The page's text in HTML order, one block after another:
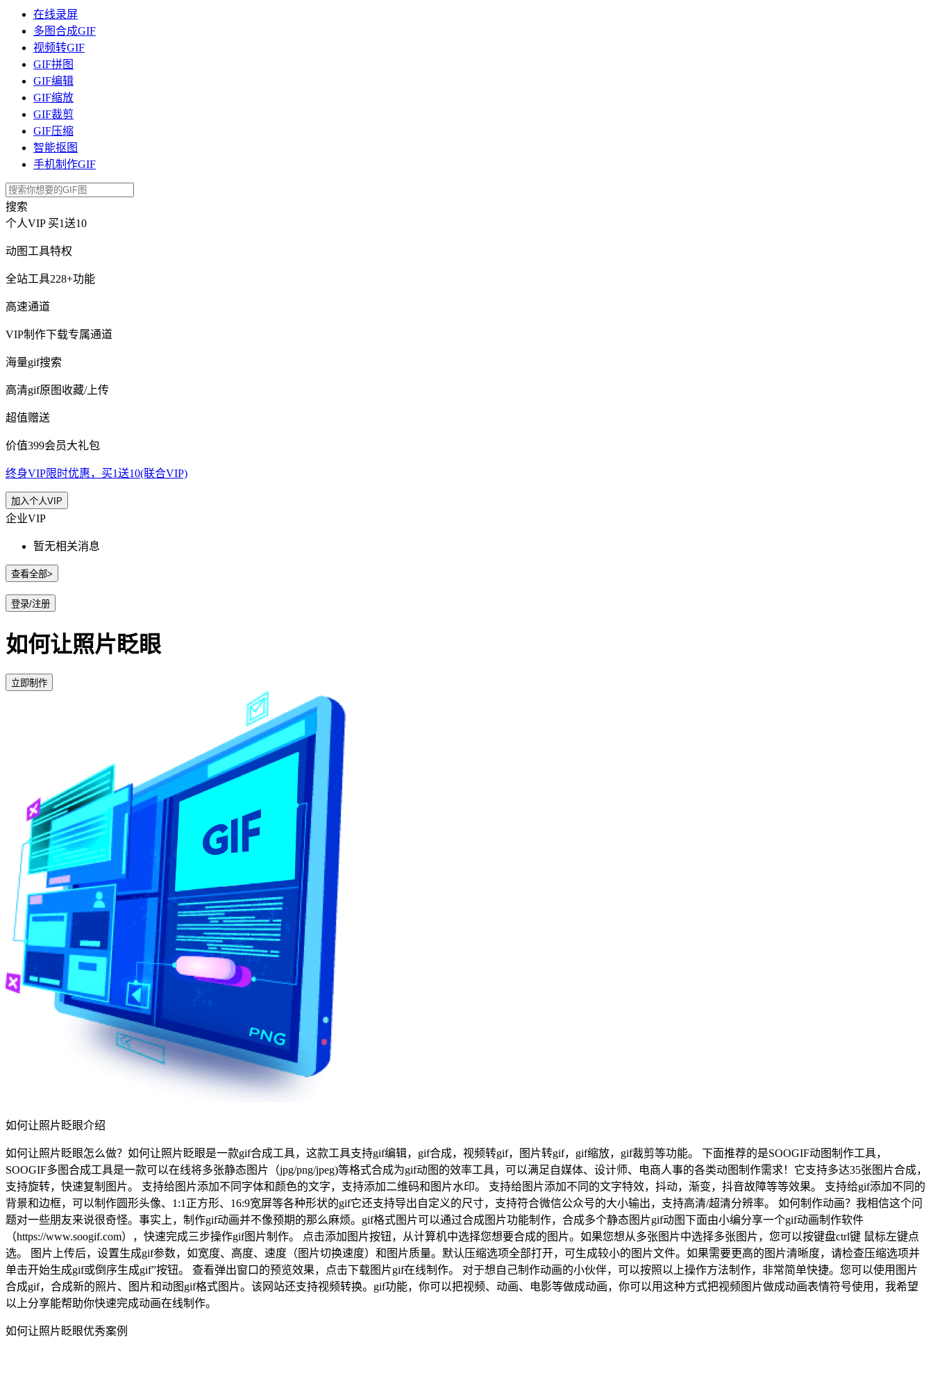
在线录屏
多图合成GIF
视频转GIF
GIF拼图
GIF编辑
GIF缩放
GIF裁剪
GIF压缩
智能抠图
手机制作GIF
搜索
个人VIP 买1送10
动图工具特权
全站工具228+功能
高速通道
VIP制作下载专属通道
海量gif搜索
高清gif原图收藏/上传
超值赠送
价值399会员大礼包
终身VIP限时优惠，买1送10(联合VIP)
加入个人VIP
企业VIP
暂无相关消息
查看全部>
登录/注册
如何让照片眨眼
立即制作
如何让照片眨眼介绍
如何让照片眨眼怎么做？如何让照片眨眼是一款gif合成工具，这款工具支持gif编辑，gif合成，视频转gif，图片转gif，gif缩放，gif裁剪等功能。 下面推荐的是SOOGIF动图制作工具，
SOOGIF多图合成工具是一款可以在线将多张静态图片（jpg/png/jpeg)等格式合成为gif动图的效率工具，可以满足自媒体、设计师、电商人事的各类动图制作需求！它支持多达35张图片合成，
支持旋转，快速复制图片。 支持给图片添加不同字体和颜色的文字，支持添加二维码和图片水印。 支持给图片添加不同的文字特效，抖动，渐变，抖音故障等等效果。 支持给gif添加不同的
背景和边框，可以制作圆形头像、1:1正方形、16:9宽屏等各种形状的gif它还支持导出自定义的尺寸，支持符合微信公众号的大小输出，支持高清/超清分辨率。 如何制作动画？我相信这个问
题对一些朋友来说很奇怪。事实上，制作gif动画并不像预期的那么麻烦。gif格式图片可以通过合成图片功能制作，合成多个静态图片gif动图下面由小编分享一个gif动画制作软件
（https://www.soogif.com），快速完成三步操作gif图片制作。 点击添加图片按钮，从计算机中选择您想要合成的图片。如果您想从多张图片中选择多张图片，您可以按键盘ctrl键 鼠标左键点
选。 图片上传后，设置生成gif参数，如宽度、高度、速度（图片切换速度）和图片质量。默认压缩选项全部打开，可生成较小的图片文件。如果需要更高的图片清晰度，请检查压缩选项并
单击开始生成gif或倒序生成gif”按钮。 查看弹出窗口的预览效果，点击下载图片gif在线制作。 对于想自己制作动画的小伙伴，可以按照以上操作方法制作，非常简单快捷。您可以使用图片
合成gif，合成新的照片、图片和动图gif格式图片。该网站还支持视频转换。gif功能，你可以把视频、动画、电影等做成动画，你可以用这种方式把视频图片做成动画表情符号使用，我希望
以上分享能帮助你快速完成动画在线制作。
如何让照片眨眼优秀案例